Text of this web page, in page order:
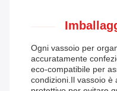
Ogni vassoio per
accuratamente
eco-compatibile per
condizioni.Il vassoio è